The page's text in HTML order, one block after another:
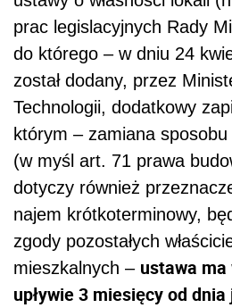
prac legislacyjnych Rady
do którego – w dniu 24
został dodany, przez
Technologii, dodatkowy
którym – zamiana
(w myśl art. 71 prawa
dotyczy również
najem krótkoterminowy,
zgody pozostałych
mieszkalnych – ustawa
upływie 3 miesięcy od dnia